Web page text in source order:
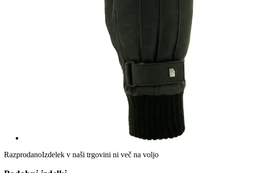
RazprodanoIzdelek v naši trgovini ni več na voljo